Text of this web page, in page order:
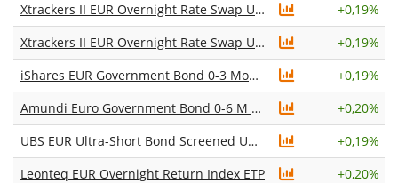
Xtrackers II EUR Overnight Rate Swap UCITS ETF 1C
+0,19%
Xtrackers II EUR Overnight Rate Swap UCITS ETF 1D
+0,19%
iShares EUR Government Bond 0-3 Month UCITS ETF EUR (Acc)
+0,19%
Amundi Euro Government Bond 0-6 M UCITS ETF Acc
+0,20%
UBS EUR Ultra-Short Bond Screened UCITS ETF EUR acc
+0,19%
Leonteq EUR Overnight Return Index ETP
+0,20%